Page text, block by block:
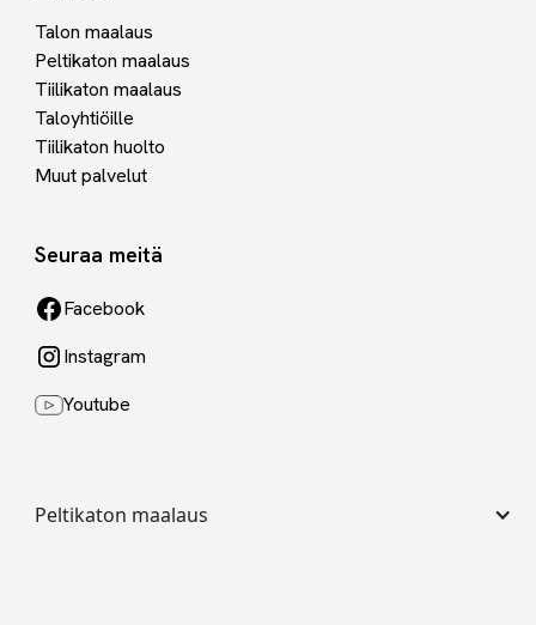
Talon maalaus
Peltikaton maalaus
Tiilikaton maalaus
Taloyhtiöille
Tiilikaton huolto
Muut palvelut
Seuraa meitä
Facebook
Instagram
Youtube
Peltikaton maalaus